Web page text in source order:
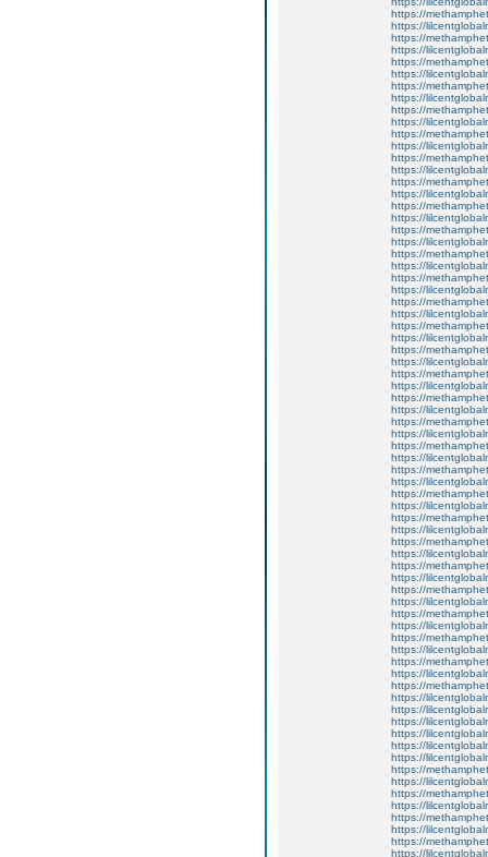
https://
https://
https://
https://
https://
https://
https://
https://
https://
https://
https://
https://
https://
https://
https://
https://
https://
https://
https://
https://
https://
https://
https://
https://
https://
https://
https://
https://
https://
https://
https://
https://
https://
https://
https://
https://
https://
https://
https://
https://
https://
https://
https://
https://
https://
https://
https://
https://
https://
https://
https://
https://
https://
https://
https://
https://
https://
https://
https://
https://
https://
https://
https://
https://
https://
https://
https://
https://
https://
https://
https://